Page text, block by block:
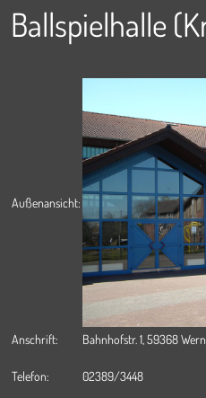
Ballspielhalle
Außenansicht:
Anschrift: Bahnhofstr. 1, 59368
Telefon: 02389/3448